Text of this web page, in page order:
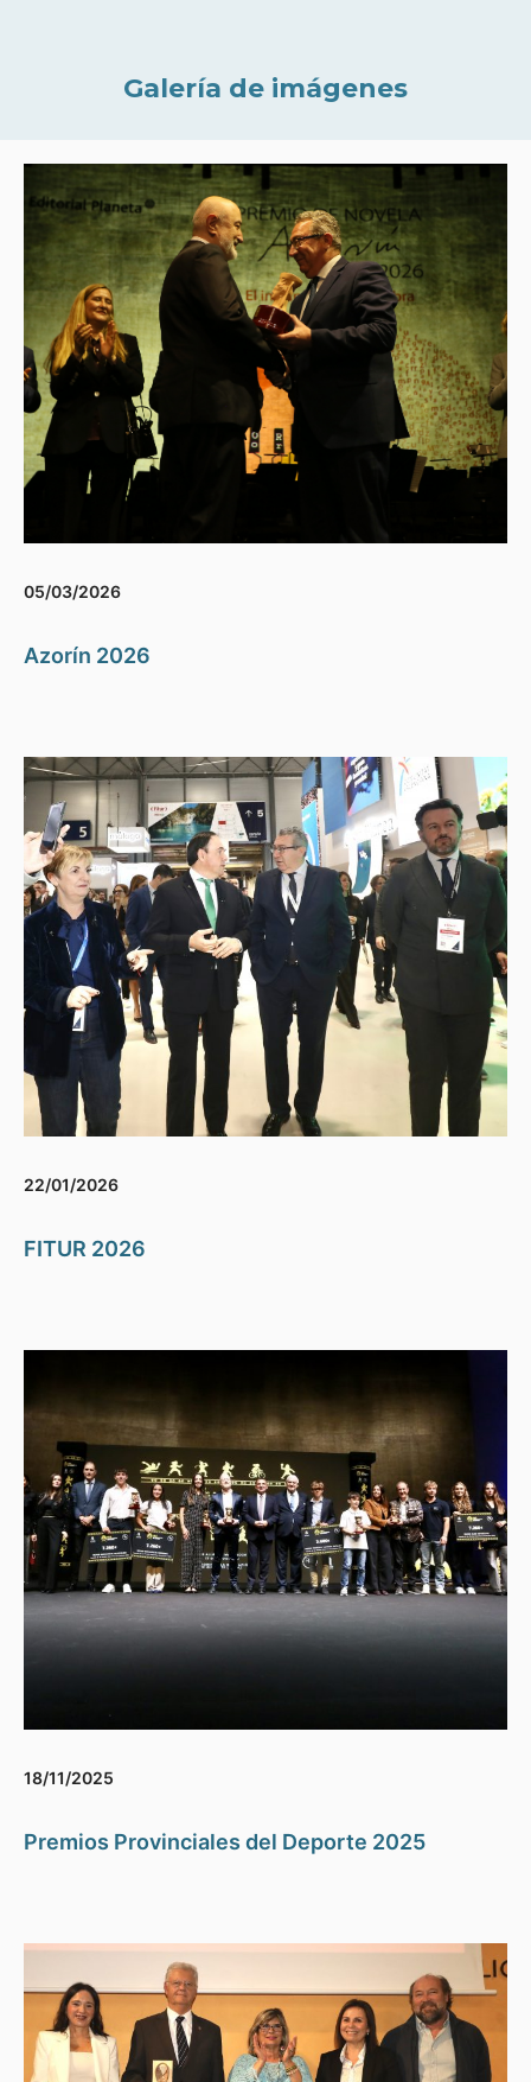
Galería de imágenes
05/03/2026
Azorín 2026
22/01/2026
FITUR 2026
18/11/2025
Premios Provinciales del Deporte 2025